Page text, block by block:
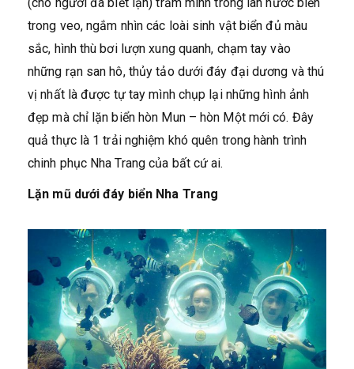
(cho người đã biết lặn) trầm mình trong làn nước biển
trong veo, ngắm nhìn các loài sinh vật biển đủ màu
sắc, hình thù bơi lượn xung quanh, chạm tay vào
những rạn san hô, thủy tảo dưới đáy đại dương và thú
vị nhất là được tự tay mình chụp lại những hình ảnh
đẹp mà chỉ lặn biển hòn Mun – hòn Một mới có. Đây
quả thực là 1 trải nghiệm khó quên trong hành trình
chinh phục Nha Trang của bất cứ ai.
Lặn mũ dưới đáy biển Nha Trang